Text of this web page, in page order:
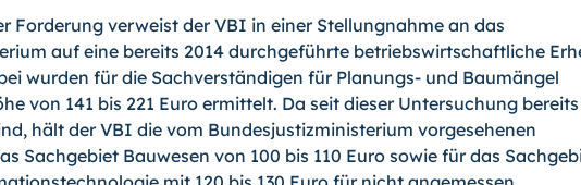
Forderung verweist der VBI in einer Stellungnahme an das
auf eine bereits 2014 durchgeführte betriebswirtschaftliche
wurden für die Sachverständigen für Planungs- und Baumängel
von 141 bis 221 Euro ermittelt. Da seit dieser Untersuchung
hält der VBI die vom Bundesjustizministerium vorgesehenen
Sachgebiet Bauwesen von 100 bis 110 Euro sowie für das